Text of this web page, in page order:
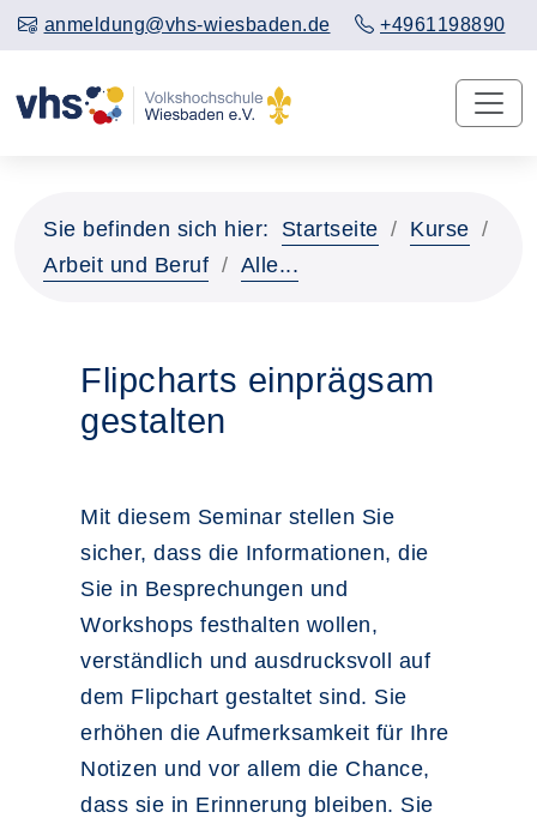
anmeldung@vhs-wiesbaden.de +4961198890
Sie befinden sich hier: Startseite
Kurse
Arbeit und Beruf
Alle...
Flipcharts einprägsam
gestalten
Mit diesem Seminar stellen Sie
sicher, dass die Informationen, die
Sie in Besprechungen und
Workshops festhalten wollen,
verständlich und ausdrucksvoll auf
dem Flipchart gestaltet sind. Sie
erhöhen die Aufmerksamkeit für Ihre
Notizen und vor allem die Chance,
dass sie in Erinnerung bleiben. Sie